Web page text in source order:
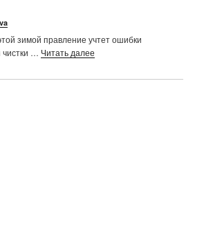
зимой правление учтет ошибки
… Читать далее